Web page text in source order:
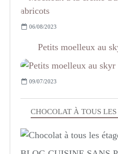
CHOCOLAT À TOUS LES
06/08/2023
Petits moelleux au
09/07/2023